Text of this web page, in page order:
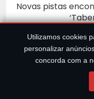
Novas pistas
Utilizamos cookies
personalizar
concorda com a